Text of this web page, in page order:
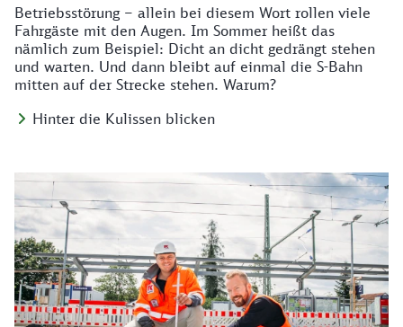
Betriebsstörung – allein bei diesem Wort rollen viele
Fahrgäste mit den Augen. Im Sommer heißt das
nämlich zum Beispiel: Dicht an dicht gedrängt stehen
und warten. Und dann bleibt auf einmal die S-Bahn
mitten auf der Strecke stehen. Warum?
Hinter die Kulissen blicken